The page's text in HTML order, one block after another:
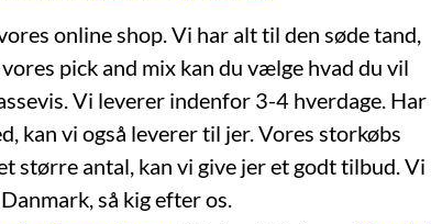
online shop. Vi har alt til den søde tand,
pick and mix kan du vælge hvad du vil
Vi leverer indenfor 3-4 hverdage. Har
kan vi også leverer til jer. Vores storkøbs
større antal, kan vi give jer et godt tilbud. Vi
så kig efter os.